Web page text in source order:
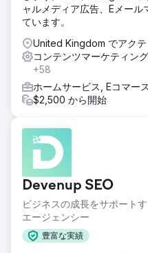
ャルメディア広告、Eメー
ています。
United Kingdom でアク
コンテンツマーケティン
+58
ホームサービス, Eコマース
$2,500 から開始
Devenup SEO
ビジネスの成長をサポート
エージェンシー
豊富な実績